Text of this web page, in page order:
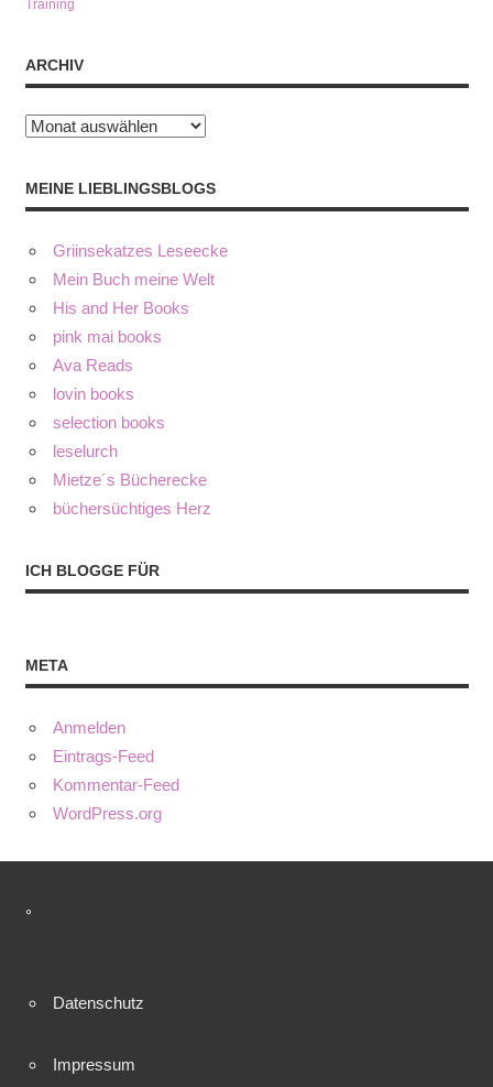
Training
ARCHIV
Archiv
MEINE LIEBLINGSBLOGS
Griinsekatzes Leseecke
Mein Buch meine Welt
His and Her Books
pink mai books
Ava Reads
lovin books
selection books
leselurch
Mietze´s Bücherecke
büchersüchtiges Herz
ICH BLOGGE FÜR
META
Anmelden
Eintrags-Feed
Kommentar-Feed
WordPress.org
°
Datenschutz
Impressum